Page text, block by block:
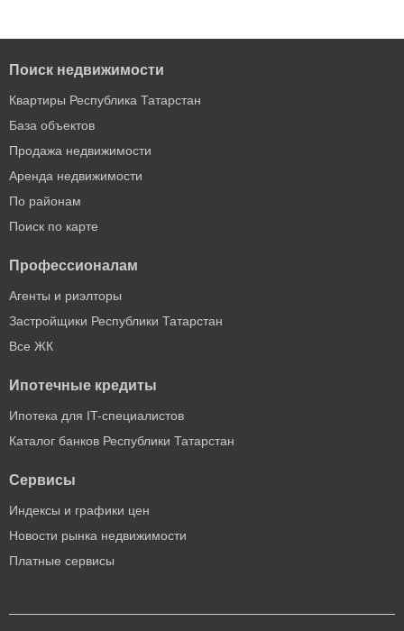
Поиск недвижимости
Квартиры Республика Татарстан
База объектов
Продажа недвижимости
Аренда недвижимости
По районам
Поиск по карте
Профессионалам
Агенты и риэлторы
Застройщики Республики Татарстан
Все ЖК
Ипотечные кредиты
Ипотека для IT-специалистов
Каталог банков Республики Татарстан
Сервисы
Индексы и графики цен
Новости рынка недвижимости
Платные сервисы